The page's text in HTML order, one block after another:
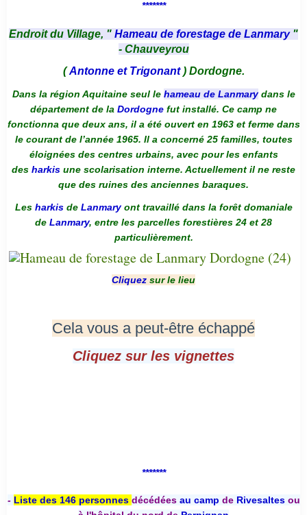
*******
Endroit du Village, " Hameau de forestage de Lanmary "
- Chauveyrou
(Antonne et Trigonant) Dordogne.
Dans la région Aquitaine seul le hameau de Lanmarydans le
département de la Dordogne fut installé. Ce camp ne
fonctionna que deux ans, il a été ouvert en 1963 et ferme dans
le courant de l’année 1965. Il a concerné 25 familles, toutes
éloignées des centres urbains, avec pour les enfants
des harkis une scolarisation interne. Actuellement il ne reste
que des ruines des anciennes baraques.
Les harkis de Lanmaryont travaillé dans la forêt domaniale
de Lanmary, entre les parcelles forestières 24 et 28
particulièrement.
Cliquez sur le lieu
Cela vous a peut-être échappé
Cliquez sur les vignettes
*******
- Liste des 146 personnes décédées au camp deRivesaltesou